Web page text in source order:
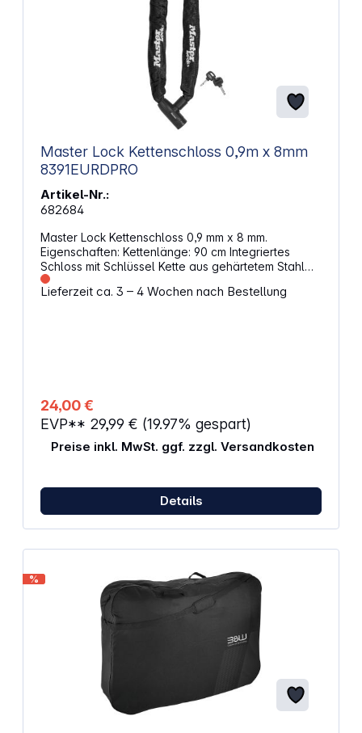
Master Lock Kettenschloss 0,9m x 8mm
8391EURDPRO
Artikel-Nr.:
682684
Master Lock Kettenschloss 0,9 mm x 8 mm.
Eigenschaften: Kettenlänge: 90 cm Integriertes
Schloss mit Schlüssel Kette aus gehärtetem Stahl
widersteht Schneidwerkzeugen, Sägen und
Aufbruchversuchen Nylonabdeckung schützt vor
Lieferzeit ca. 3 – 4 Wochen nach Bestellung
24,00 €
EVP** 29,99 € (19.97% gespart)
Preise inkl. MwSt. ggf. zzgl. Versandkosten
Details
%